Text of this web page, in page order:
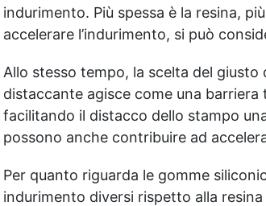
indurimento. Più spessa è la resina,
accelerare l’indurimento, si può
Allo stesso tempo, la scelta del giusto
distaccante agisce come una barriera
facilitando il distacco dello stampo
possono anche contribuire ad
Per quanto riguarda le gomme
indurimento diversi rispetto alla